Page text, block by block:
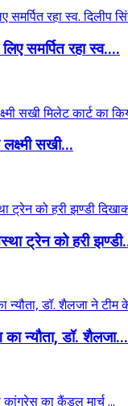
समर्पित रहा स्व....
सखी...
ट्रेन को हरी
न्यौता, डॉ. शैलजा...